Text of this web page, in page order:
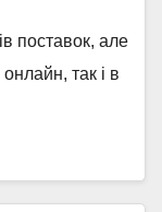
поставок, але
так і в